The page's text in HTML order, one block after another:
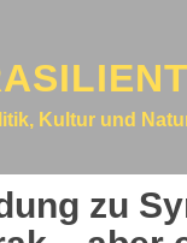
Kultur und
zu